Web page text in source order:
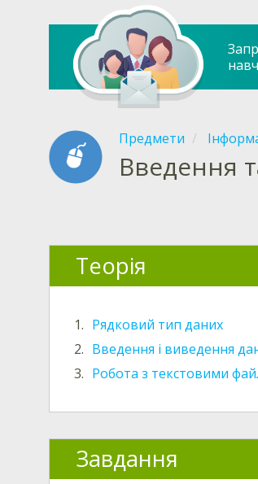
Предмети
Введення
Теорія
1. Рядковий тип даних
2. Введення і виведення
3. Робота з текстовими
Завдання